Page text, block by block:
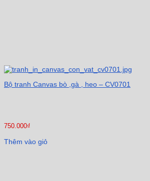
Bộ tranh Canvas bò ,gà , heo – CV0701
750.000₫
Thêm vào giỏ